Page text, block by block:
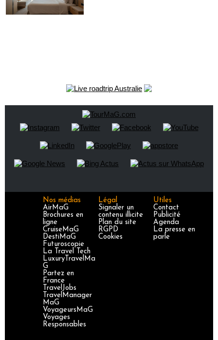
Nos médias
AirMaG
Brochures en
ligne
CruiseMaG
DestiMaG
Futuroscopie
La Travel Tech
LuxuryTravelMa
G
Partez en
France
TravelJobs
TravelManager
MaG
VoyageursMaG
Voyages
Responsables
Légal
Signaler un
contenu illicite
Plan du site
RGPD
Cookies
Utiles
Contact
Publicité
Agenda
La presse en
parle